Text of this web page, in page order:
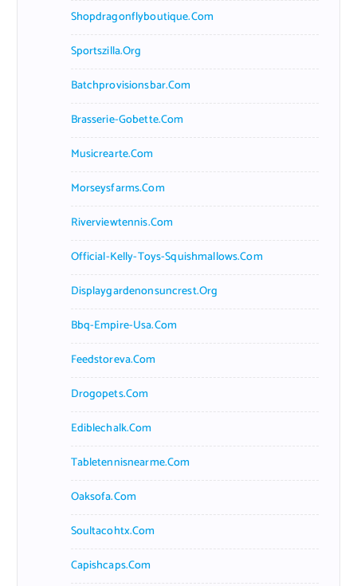
Shopdragonflyboutique.com
Sportszilla.org
Batchprovisionsbar.com
Brasserie-Gobette.com
Musicrearte.com
Morseysfarms.com
Riverviewtennis.com
Official-Kelly-Toys-Squishmallows.com
Displaygardenonsuncrest.org
Bbq-Empire-Usa.com
Feedstoreva.com
Drogopets.com
Ediblechalk.com
Tabletennisnearme.com
Oaksofa.com
Soultacohtx.com
Capishcaps.com